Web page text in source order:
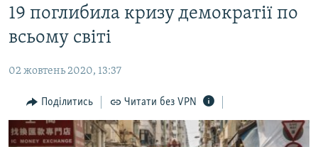
матеріалу
до
основної
Перейти
до
пошуку
ВІДЕО ТА ФОТО
БЛОГИ
ПОГЛЯД
ІНТЕРВ'Ю
19 поглибила кризу демократії по
всьому світі
02 жовтень 2020, 13:37
Поділитись Читати без VPN